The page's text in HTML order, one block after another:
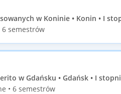
w Koninie • Konin • I
semestrów
w Gdańsku • Gdańsk • I
• 6 semestrów